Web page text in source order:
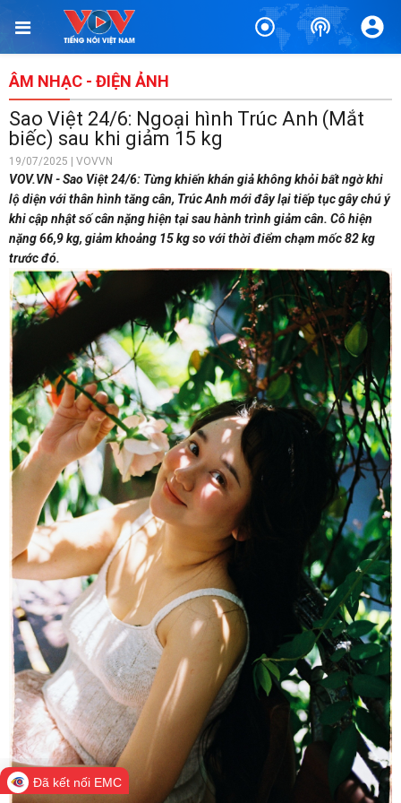
ÂM NHẠC - ĐIỆN ẢNH
Sao Việt 24/6: Ngoại hình Trúc Anh (Mắt
biếc) sau khi giảm 15 kg
19/07/2025 | VOVVN
VOV.VN - Sao Việt 24/6: Từng khiến khán giả không khỏi bất ngờ khi
lộ diện với thân hình tăng cân, Trúc Anh mới đây lại tiếp tục gây chú ý
khi cập nhật số cân nặng hiện tại sau hành trình giảm cân. Cô hiện
nặng 66,9 kg, giảm khoảng 15 kg so với thời điểm chạm mốc 82 kg
trước đó.
Đã kết nối EMC